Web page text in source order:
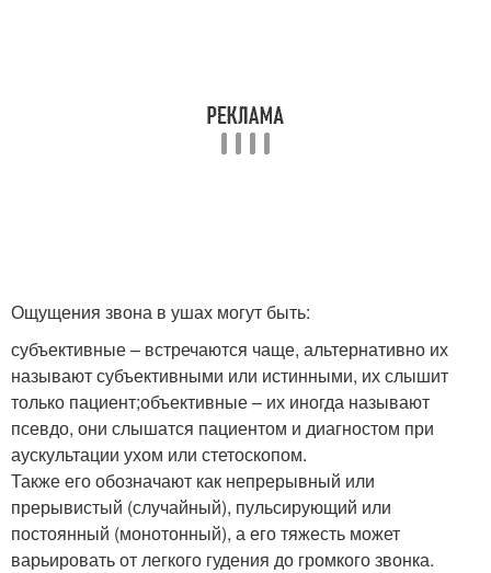
Ощущения звона в ушах могут быть:
субъективные – встречаются чаще, альтернативно их
называют субъективными или истинными, их слышит
только пациент;объективные – их иногда называют
псевдо, они слышатся пациентом и диагностом при
аускультации ухом или стетоскопом.
Также его обозначают как непрерывный или
прерывистый (случайный), пульсирующий или
постоянный (монотонный), а его тяжесть может
варьировать от легкого гудения до громкого звонка.